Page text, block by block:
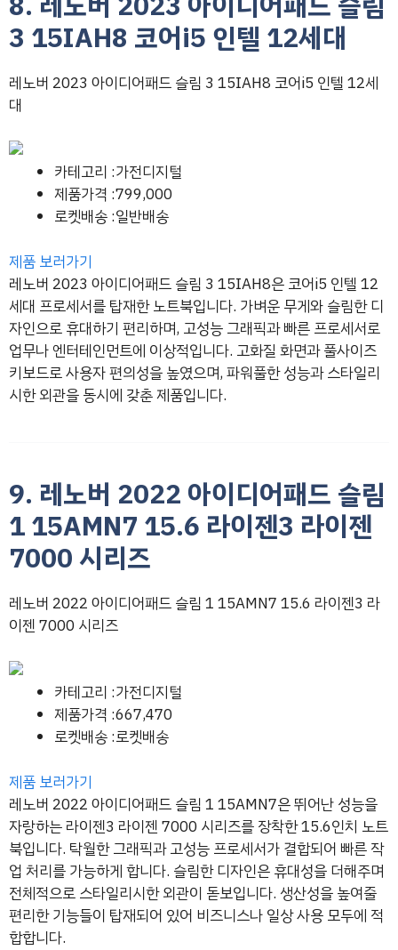
3 15IAH8 코어i5 인텔 12세대
레노버 2023 아이디어패드 슬림 3 15IAH8 코어i5 인텔 12세
대
카테고리 :가전디지털
제품가격 :799,000
로켓배송 :일반배송
제품 보러가기
레노버 2023 아이디어패드 슬림 3 15IAH8은 코어i5 인텔 12
세대 프로세서를 탑재한 노트북입니다. 가벼운 무게와 슬림한 디
자인으로 휴대하기 편리하며, 고성능 그래픽과 빠른 프로세서로
업무나 엔터테인먼트에 이상적입니다. 고화질 화면과 풀사이즈
키보드로 사용자 편의성을 높였으며, 파워풀한 성능과 스타일리
시한 외관을 동시에 갖춘 제품입니다.
9. 레노버 2022 아이디어패드 슬림
1 15AMN7 15.6 라이젠3 라이젠
7000 시리즈
레노버 2022 아이디어패드 슬림 1 15AMN7 15.6 라이젠3 라
이젠 7000 시리즈
카테고리 :가전디지털
제품가격 :667,470
로켓배송 :로켓배송
제품 보러가기
레노버 2022 아이디어패드 슬림 1 15AMN7은 뛰어난 성능을
자랑하는 라이젠3 라이젠 7000 시리즈를 장착한 15.6인치 노트
북입니다. 탁월한 그래픽과 고성능 프로세서가 결합되어 빠른 작
업 처리를 가능하게 합니다. 슬림한 디자인은 휴대성을 더해주며
전체적으로 스타일리시한 외관이 돋보입니다. 생산성을 높여줄
편리한 기능들이 탑재되어 있어 비즈니스나 일상 사용 모두에 적
합합니다.